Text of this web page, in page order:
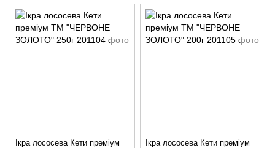
Ікра лососева Кети преміум
Ікра лососева Кети преміум